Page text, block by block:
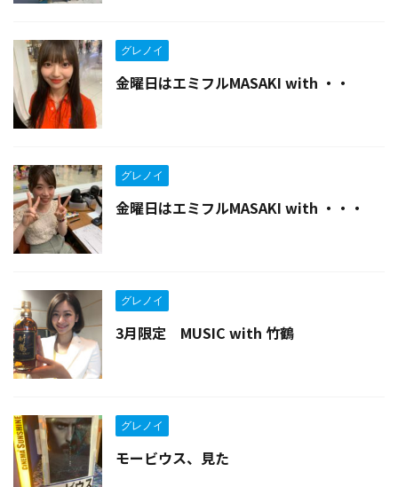
グレノイ
金曜日はエミフルMASAKI with ・・
グレノイ
金曜日はエミフルMASAKI with ・・・
グレノイ
3月限定 MUSIC with 竹鶴
グレノイ
モービウス、見た